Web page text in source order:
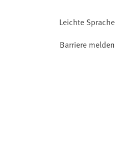
Leichte Sprache
Barriere melden